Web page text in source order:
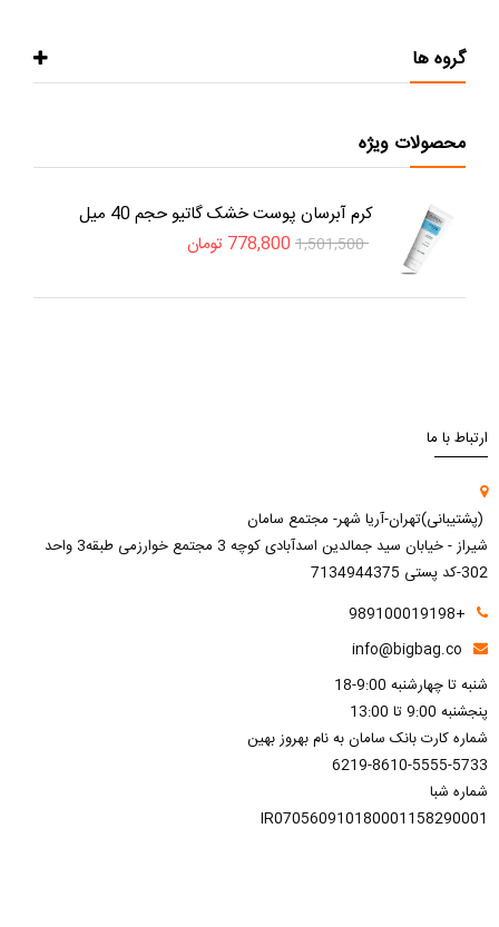
گروه ها
محصولات ویژه
کرم آبرسان پوست خشک گاتیو حجم 40 میل
1,501,500
778,800 تومان
ارتباط با ما
(پشتیبانی)تهران-آریا شهر- مجتمع سامان
شیراز - خیابان سید جمالدین اسدآبادی کوچه 3 مجتمع خوارزمی طبقه3 واحد
302-کد پستی 7134944375
+989100019198
info@bigbag.co
شنبه تا چهارشنبه 9:00-18
پنجشنبه 9:00 تا 13:00
شماره کارت بانک سامان به نام بهروز بهین
6219-8610-5555-5733
شماره شبا
IR070560910180001158290001